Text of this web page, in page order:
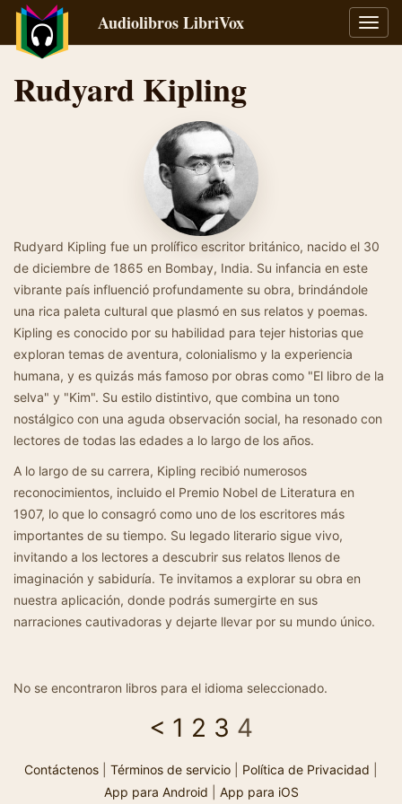
Audiolibros LibriVox
Rudyard Kipling
Rudyard Kipling fue un prolífico escritor británico, nacido el 30
de diciembre de 1865 en Bombay, India. Su infancia en este
vibrante país influenció profundamente su obra, brindándole
una rica paleta cultural que plasmó en sus relatos y poemas.
Kipling es conocido por su habilidad para tejer historias que
exploran temas de aventura, colonialismo y la experiencia
humana, y es quizás más famoso por obras como "El libro de la
selva" y "Kim". Su estilo distintivo, que combina un tono
nostálgico con una aguda observación social, ha resonado con
lectores de todas las edades a lo largo de los años.
A lo largo de su carrera, Kipling recibió numerosos
reconocimientos, incluido el Premio Nobel de Literatura en
1907, lo que lo consagró como uno de los escritores más
importantes de su tiempo. Su legado literario sigue vivo,
invitando a los lectores a descubrir sus relatos llenos de
imaginación y sabiduría. Te invitamos a explorar su obra en
nuestra aplicación, donde podrás sumergirte en sus
narraciones cautivadoras y dejarte llevar por su mundo único.
No se encontraron libros para el idioma seleccionado.
< 1 2 3 4
Contáctenos Términos de servicio Política de Privacidad
App para Android
App para iOS